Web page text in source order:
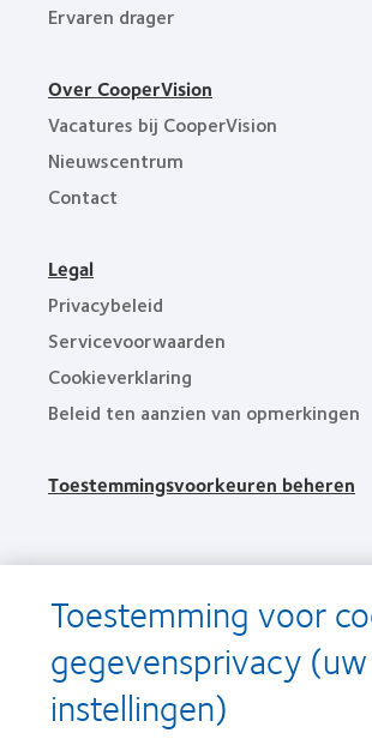
Ervaren drager
Over CooperVision
Vacatures bij CooperVision
Nieuwscentrum
Contact
Legal
Privacybeleid
Servicevoorwaarden
Cookieverklaring
Beleid ten aanzien van opmerkingen
Toestemmingsvoorkeuren beheren
Toestemming voor
gegevensprivacy
instellingen)